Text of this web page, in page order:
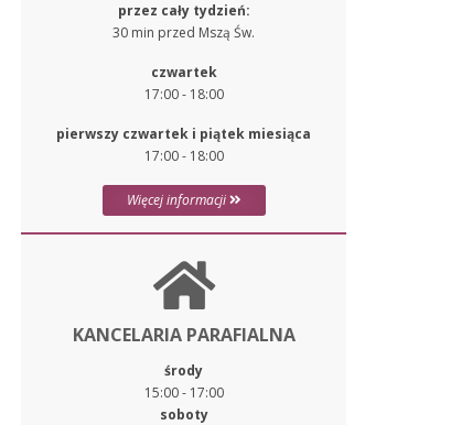
przez cały tydzień:
30 min przed Mszą Św.
czwartek
17:00 - 18:00
pierwszy czwartek i piątek miesiąca
17:00 - 18:00
Więcej informacji
KANCELARIA PARAFIALNA
środy
15:00 - 17:00
soboty